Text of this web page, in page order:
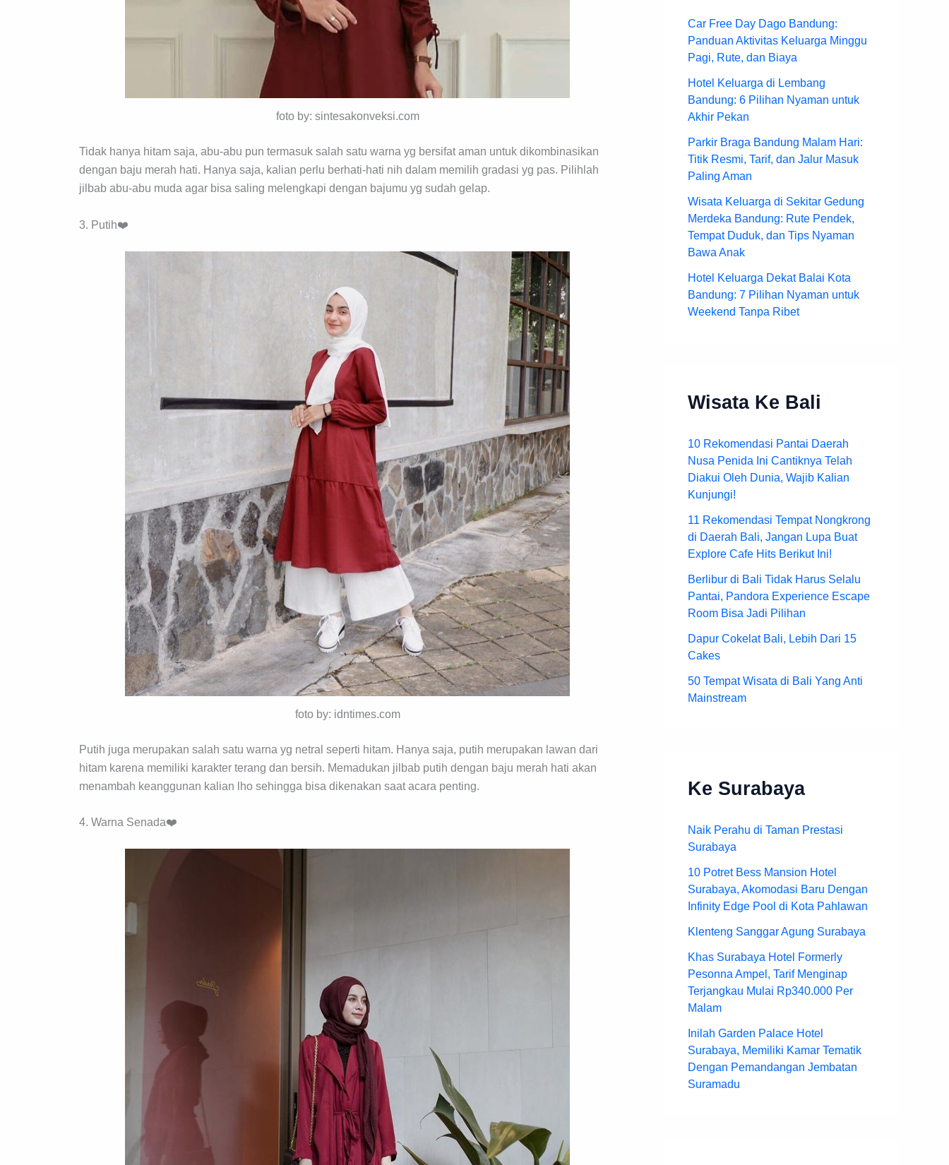
foto by: sintesakonveksi.com
Tidak hanya hitam saja, abu-abu pun termasuk salah satu warna yg bersifat aman untuk dikombinasikan
dengan baju merah hati. Hanya saja, kalian perlu berhati-hati nih dalam memilih gradasi yg pas. Pilihlah
jilbab abu-abu muda agar bisa saling melengkapi dengan bajumu yg sudah gelap.
3. Putih❤️
foto by: idntimes.com
Putih juga merupakan salah satu warna yg netral seperti hitam. Hanya saja, putih merupakan lawan dari
hitam karena memiliki karakter terang dan bersih. Memadukan jilbab putih dengan baju merah hati akan
menambah keanggunan kalian lho sehingga bisa dikenakan saat acara penting.
4. Warna Senada❤️
Car Free Day Dago Bandung:
Panduan Aktivitas Keluarga Minggu
Pagi, Rute, dan Biaya
Hotel Keluarga di Lembang
Bandung: 6 Pilihan Nyaman untuk
Akhir Pekan
Parkir Braga Bandung Malam Hari:
Titik Resmi, Tarif, dan Jalur Masuk
Paling Aman
Wisata Keluarga di Sekitar Gedung
Merdeka Bandung: Rute Pendek,
Tempat Duduk, dan Tips Nyaman
Bawa Anak
Hotel Keluarga Dekat Balai Kota
Bandung: 7 Pilihan Nyaman untuk
Weekend Tanpa Ribet
Wisata Ke Bali
10 Rekomendasi Pantai Daerah
Nusa Penida Ini Cantiknya Telah
Diakui Oleh Dunia, Wajib Kalian
Kunjungi!
11 Rekomendasi Tempat Nongkrong
di Daerah Bali, Jangan Lupa Buat
Explore Cafe Hits Berikut Ini!
Berlibur di Bali Tidak Harus Selalu
Pantai, Pandora Experience Escape
Room Bisa Jadi Pilihan
Dapur Cokelat Bali, Lebih Dari 15
Cakes
50 Tempat Wisata di Bali Yang Anti
Mainstream
Ke Surabaya
Naik Perahu di Taman Prestasi
Surabaya
10 Potret Bess Mansion Hotel
Surabaya, Akomodasi Baru Dengan
Infinity Edge Pool di Kota Pahlawan
Klenteng Sanggar Agung Surabaya
Khas Surabaya Hotel Formerly
Pesonna Ampel, Tarif Menginap
Terjangkau Mulai Rp340.000 Per
Malam
Inilah Garden Palace Hotel
Surabaya, Memiliki Kamar Tematik
Dengan Pemandangan Jembatan
Suramadu